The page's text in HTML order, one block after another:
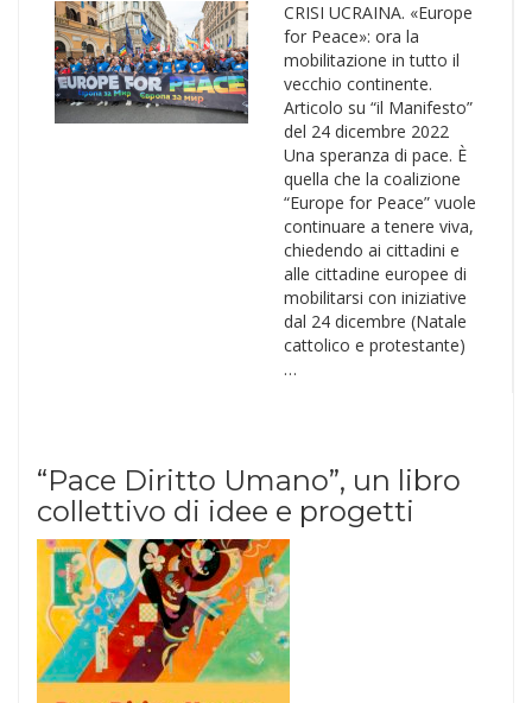
CRISI UCRAINA. «Europe
for Peace»: ora la
mobilitazione in tutto il
vecchio continente.
Articolo su “il Manifesto”
del 24 dicembre 2022
Una speranza di pace. È
quella che la coalizione
“Europe for Peace” vuole
continuare a tenere viva,
chiedendo ai cittadini e
alle cittadine europee di
mobilitarsi con iniziative
dal 24 dicembre (Natale
cattolico e protestante)
…
“Pace Diritto Umano”, un libro
collettivo di idee e progetti